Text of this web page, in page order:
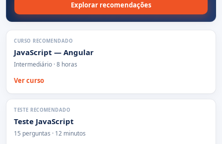
Explorar recomendações
CURSO RECOMENDADO
JavaScript — Angular
Intermediário · 8 horas
Ver curso
TESTE RECOMENDADO
Teste JavaScript
15 perguntas · 12 minutos